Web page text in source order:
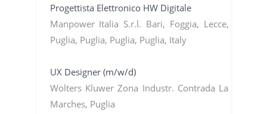
Progettista Elettronico HW Digitale
Manpower Italia S.r.l. Bari, Foggia, Lecce,
Puglia, Puglia, Puglia, Puglia, Italy
UX Designer (m/w/d)
Wolters Kluwer Zona Industr. Contrada La
Marches, Puglia